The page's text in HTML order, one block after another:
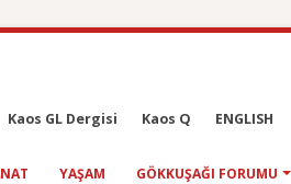
Kaos GL Dergisi Kaos Q ENGLISH
YAŞAM GÖKKUŞAĞI FORUMU